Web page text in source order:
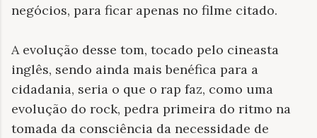
negócios, para ficar apenas no filme citado.
A evolução desse tom, tocado pelo cineasta
inglês, sendo ainda mais benéfica para a
cidadania, seria o que o rap faz, como uma
evolução do rock, pedra primeira do ritmo na
tomada da consciência da necessidade de